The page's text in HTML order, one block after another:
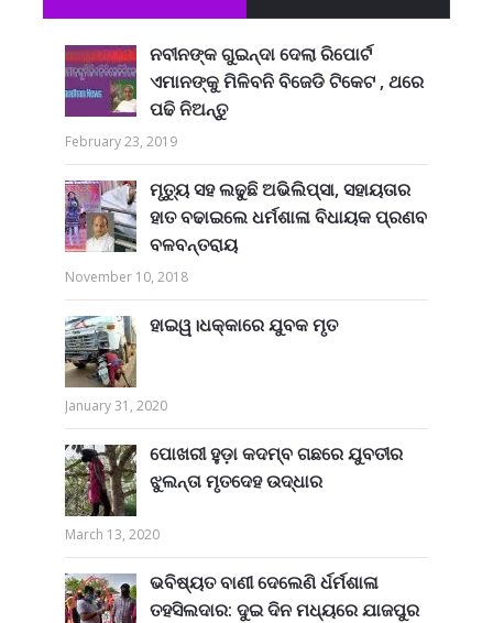
ନବୀନଙ୍କ ଗୁଇନ୍ଦା ଦେଲା ରିପୋର୍ଟ
ଏମାନଙ୍କୁ ମିଳିବନି ବିଜେଡି ଟିକେଟ , ଥରେ
ପଢି ନିଅନ୍ତୁ
February 23, 2019
ମୃତ୍ୟୁ ସହ ଲଢୁଛି ଅଭିଲିପ୍ସା, ସହାୟତାର
ହାତ ବଢାଇଲେ ଧର୍ମଶାଳା ବିଧାୟକ ପ୍ରଣବ
ବଳବନ୍ତରାୟ
November 10, 2018
ହାଇୱ।ଧକ୍କାରେ ଯୁବକ ମୃତ
January 31, 2020
ପୋଖରୀ ହୁଡ଼ା କଦମ୍ବ ଗଛରେ ଯୁବତୀର
ଝୁଲନ୍ତା ମୃତଦେହ ଉଦ୍ଧାର
March 13, 2020
ଭବିଷ୍ୟତ ବାଣୀ ଦେଲେଣି ର୍ଧର୍ମଶାଳା
ତହସିଲଦାର: ଦୁଇ ଦିନ ମଧ୍ୟରେ ଯାଜପୁର